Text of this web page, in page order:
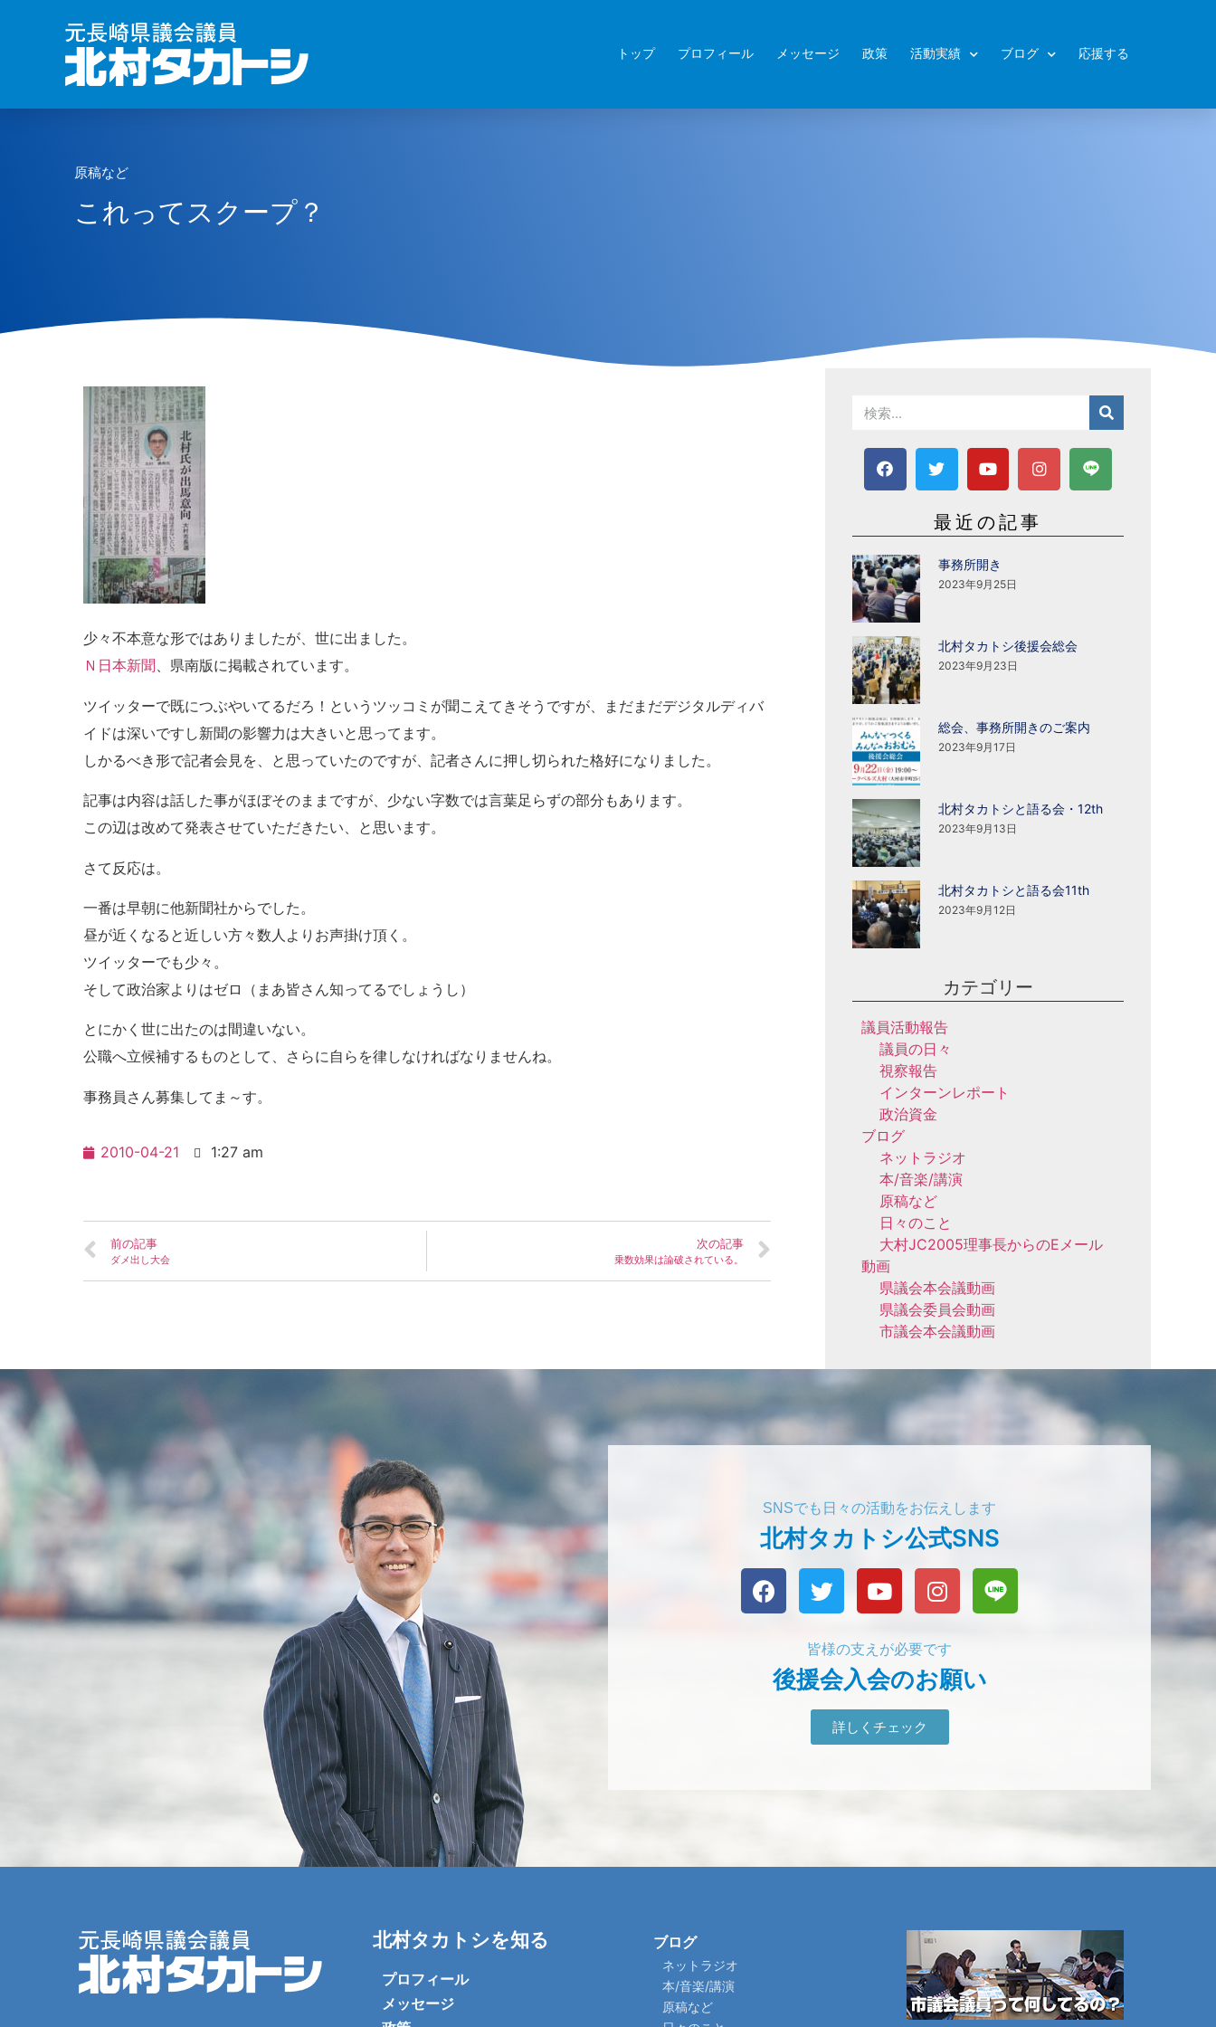
トップ プロフィール メッセージ 政策 活動実績 ブログ 応援する
原稿など
これってスクープ？
少々不本意な形ではありましたが、世に出ました。
Ｎ日本新聞 、県南版に掲載されています。
ツイッターで既につぶやいてるだろ！というツッコミが聞こえてきそうですが、まだまだデジタルディバ
イドは深いですし新聞の影響力は大きいと思ってます。
しかるべき形で記者会見を、と思っていたのですが、記者さんに押し切られた格好になりました。
記事は内容は話した事がほぼそのままですが、少ない字数では言葉足らずの部分もあります。
この辺は改めて発表させていただきたい、と思います。
さて反応は。
一番は早朝に他新聞社からでした。
昼が近くなると近しい方々数人よりお声掛け頂く。
ツイッターでも少々。
そして政治家よりはゼロ（まあ皆さん知ってるでしょうし）
とにかく世に出たのは間違いない。
公職へ立候補するものとして、さらに自らを律しなければなりませんね。
事務員さん募集してま～す。
2010-04-21 1:27 am
前の記事
ダメ出し大会
次の記事
乗数効果は論破されている。
最近の記事
事務所開き
2023年9月25日
北村タカトシ後援会総会
2023年9月23日
総会、事務所開きのご案内
2023年9月17日
北村タカトシと語る会・12th
2023年9月13日
北村タカトシと語る会11th
2023年9月12日
カテゴリー
議員活動報告
議員の日々
視察報告
インターンレポート
政治資金
ブログ
ネットラジオ
本/音楽/講演
原稿など
日々のこと
大村JC2005理事長からのEメール
動画
県議会本会議動画
県議会委員会動画
市議会本会議動画
北村タカトシ公式SNS
SNSでも日々の活動をお伝えします
後援会入会のお願い
皆様の支えが必要です
詳しくチェック
北村タカトシを知る
プロフィール
メッセージ
ブログ
ネットラジオ
本/音楽/講演
原稿など